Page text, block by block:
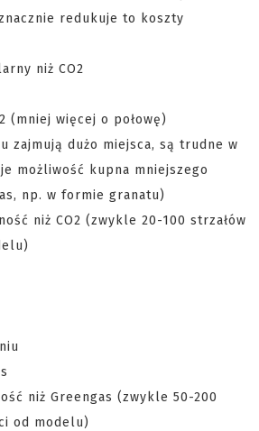
redukuje to koszty
niż CO2
(mniej więcej o połowę)
zajmują dużo miejsca, są trudne w
możliwość kupna mniejszego
np. w formie granatu)
niż CO2 (zwykle 20-100 strzałów
niż Greengas (zwykle 50-200
od modelu)